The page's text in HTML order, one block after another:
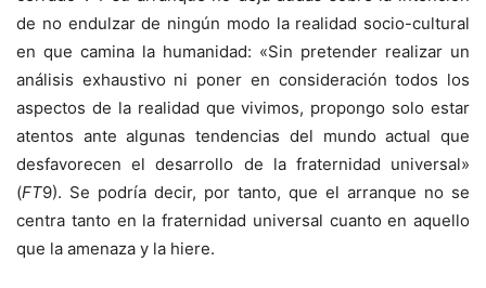
de no endulzar de ningún modo la realidad socio-cultural
en que camina la humanidad: «Sin pretender realizar un
análisis exhaustivo ni poner en consideración todos los
aspectos de la realidad que vivimos, propongo solo estar
atentos ante algunas tendencias del mundo actual que
desfavorecen el desarrollo de la fraternidad universal»
(FT9). Se podría decir, por tanto, que el arranque no se
centra tanto en la fraternidad universal cuanto en aquello
que la amenaza y la hiere.